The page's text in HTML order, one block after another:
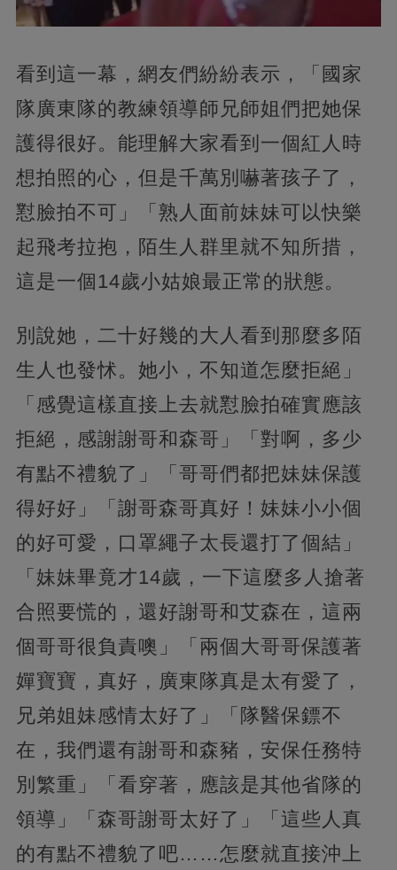
看到這一幕，網友們紛紛表示，「國家
隊廣東隊的教練領導師兄師姐們把她保
護得很好。能理解大家看到一個紅人時
想拍照的心，但是千萬別嚇著孩子了，
懟臉拍不可」「熟人面前妹妹可以快樂
起飛考拉抱，陌生人群里就不知所措，
這是一個14歲小姑娘最正常的狀態。
別說她，二十好幾的大人看到那麼多陌
生人也發怵。她小，不知道怎麼拒絕」
「感覺這樣直接上去就懟臉拍確實應該
拒絕，感謝謝哥和森哥」「對啊，多少
有點不禮貌了」「哥哥們都把妹妹保護
得好好」「謝哥森哥真好！妹妹小小個
的好可愛，口罩繩子太長還打了個結」
「妹妹畢竟才14歲，一下這麼多人搶著
合照要慌的，還好謝哥和艾森在，這兩
個哥哥很負責噢」「兩個大哥哥保護著
嬋寶寶，真好，廣東隊真是太有愛了，
兄弟姐妹感情太好了」「隊醫保鏢不
在，我們還有謝哥和森豬，安保任務特
別繁重」「看穿著，應該是其他省隊的
領導」「森哥謝哥太好了」「這些人真
的有點不禮貌了吧……怎麼就直接沖上